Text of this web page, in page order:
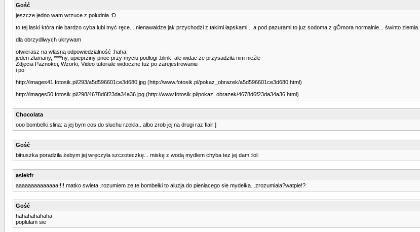
Gość
jeszcze jedno wam wrzuce z południa :D
to tej laski która nie bardzo cyba lubi myć ręce... nienawaidze jak przychodzi z takimi łapskami... a pod pazurami to juz sodoma z gÓmora normalnie... świnto ziemia...
dla obrzydliwych ukrywam
otwierasz na własną odpowiedzialność :haha:
jeden złamany, ****ny, upieprziny pnoc przy myciu podłogi :blink: ale widac ze przysadziła nim nieźle
Zdjęcia Paznokci, Wzorki, Video tutoriale widoczne tuż po zarejestrowaniu
i po
http://images41.fotosik.pl/293/a5d596601ce3d680.jpg (http://www.fotosik.pl/pokaz_obrazek/a5d596601ce3d680.html)
http://images50.fotosik.pl/298/4678d6f23da34a36.jpg (http://www.fotosik.pl/pokaz_obrazek/4678d6f23da34a36.html)
Chocolata
ooo bombelki:slina: a jej bym cos do sluchu rzekla.. albo zrob jej na drugi raz flair:]
Gość
bittuszka poradziła żebym jej wręczyła szczoteczkę... miskę z wodą mydłem chyba tez jej dam :lol:
asiekfr
aaaaaaaaaaaaaa!!!! matko swieta..rozumiem ze te bombelki to aluzja do pieniacego sie mydelka...zrozumiala?watpie!?
Gość
hahahahahaha
poplułam sie